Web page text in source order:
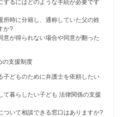
するにはどのような手続が必要です
所時に分籍し、通称していた父の姓
か?
意が得られない場合や同意が翻った
の支援制度
子どものために弁護士を依頼したい
て暮らしたい子ども 法律関係の支援
ついて相談できる窓口はありますか?